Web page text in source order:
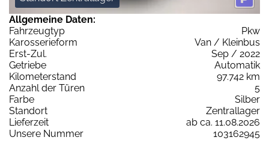
Allgemeine Daten:
Fahrzeugtyp
Pkw
Karosserieform
Van / Kleinbus
Erst-Zul.
Sep / 2022
Getriebe
Automatik
Kilometerstand
97.742 km
Anzahl der Türen
5
Farbe
Silber
Standort
Zentrallager
Lieferzeit
ab ca. 11.08.2026
Unsere Nummer
103162945